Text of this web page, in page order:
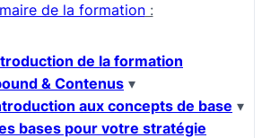
de la formation:
de la formation
& Contenus ▾
aux concepts de base ▾
bases pour votre stratégie